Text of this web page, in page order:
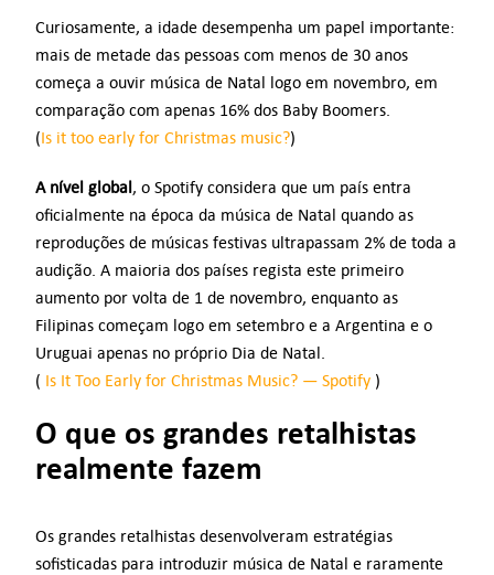
Curiosamente, a idade desempenha um papel importante:
mais de metade das pessoas com menos de 30 anos
começa a ouvir música de Natal logo em novembro, em
comparação com apenas 16% dos Baby Boomers.
(Is it too early for Christmas music?)
A nível global, o Spotify considera que um país entra
oficialmente na época da música de Natal quando as
reproduções de músicas festivas ultrapassam 2% de toda a
audição. A maioria dos países regista este primeiro
aumento por volta de 1 de novembro, enquanto as
Filipinas começam logo em setembro e a Argentina e o
Uruguai apenas no próprio Dia de Natal.
( Is It Too Early for Christmas Music? — Spotify)
O que os grandes retalhistas
realmente fazem
Os grandes retalhistas desenvolveram estratégias
sofisticadas para introduzir música de Natal e raramente